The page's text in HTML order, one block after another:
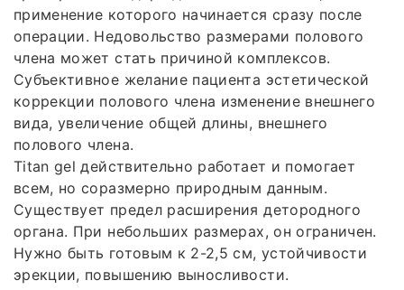
применение которого начинается сразу после
операции. Недовольство размерами полового
члена может стать причиной комплексов.
Субъективное желание пациента эстетической
коррекции полового члена изменение внешнего
вида, увеличение общей длины, внешнего
полового члена.
Titan gel действительно работает и помогает
всем, но соразмерно природным данным.
Существует предел расширения детородного
органа. При небольших размерах, он ограничен.
Нужно быть готовым к 2-2,5 см, устойчивости
эрекции, повышению выносливости.